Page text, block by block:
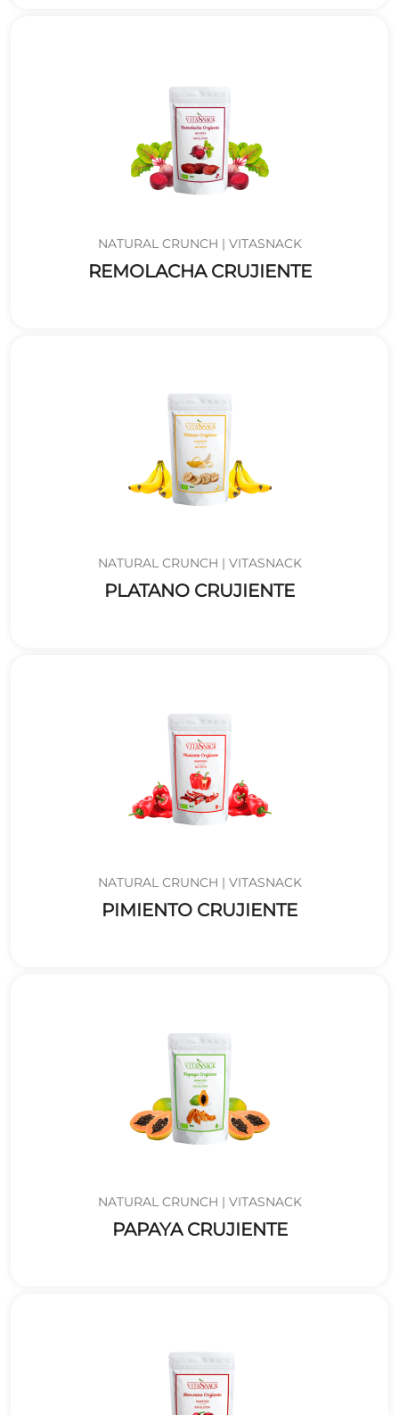
NATURAL CRUNCH | VITASNACK
REMOLACHA CRUJIENTE
NATURAL CRUNCH | VITASNACK
PLATANO CRUJIENTE
NATURAL CRUNCH | VITASNACK
PIMIENTO CRUJIENTE
NATURAL CRUNCH | VITASNACK
PAPAYA CRUJIENTE